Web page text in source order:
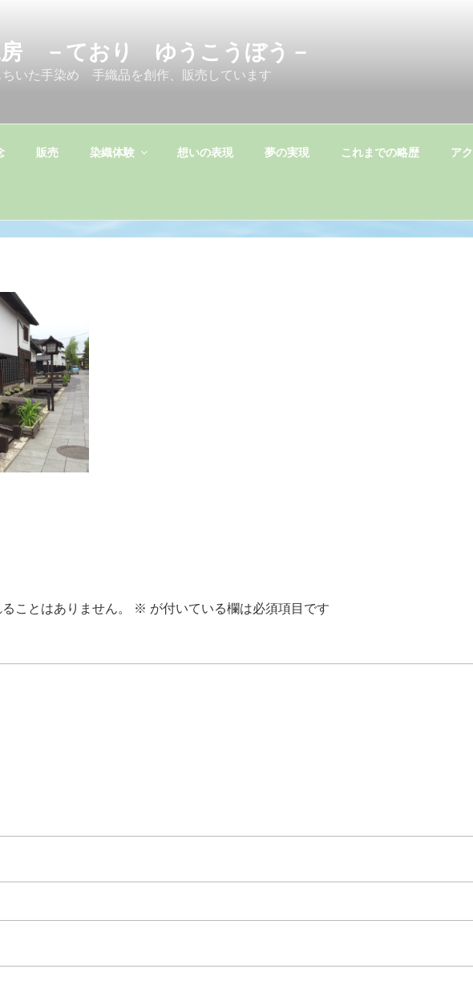
房 －ており ゆうこうぼう－
いた手染め 手織品を創作、販売しています
販売 染織体験 想いの表現 夢の実現 これまでの略歴 ア
ことはありません。 ※ が付いている欄は必須項目です